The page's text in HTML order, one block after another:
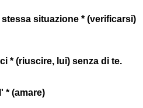
situazione * (verificarsi)
* (riuscire, lui) senza di te.
* (amare)